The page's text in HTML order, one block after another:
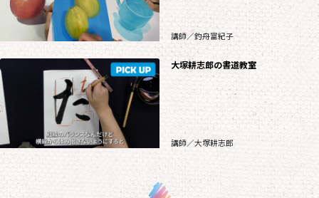
講師／釣舟富紀子
大塚耕志郎の書道教室
講師／大塚耕志郎